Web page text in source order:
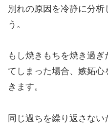
別れの原因を冷静に分析
う。
もし焼きもちを焼き過
てしまった場合、嫉妬
きます。
同じ過ちを繰り返さな